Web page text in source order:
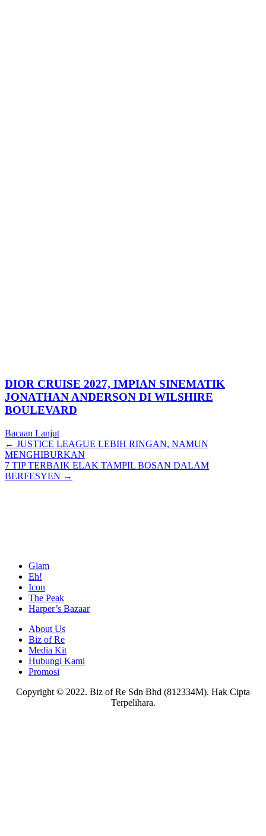
DIOR CRUISE 2027, IMPIAN SINEMATIK
JONATHAN ANDERSON DI WILSHIRE
BOULEVARD
Bacaan Lanjut
Posts
navigation
← JUSTICE LEAGUE LEBIH RINGAN, NAMUN
MENGHIBURKAN
7 TIP TERBAIK ELAK TAMPIL BOSAN DALAM
BERFESYEN →
Glam
Eh!
Icon
The Peak
Harper’s Bazaar
About Us
Biz of Re
Media Kit
Hubungi Kami
Promosi
Copyright © 2022. Biz of Re Sdn Bhd (812334M). Hak Cipta
Terpelihara.